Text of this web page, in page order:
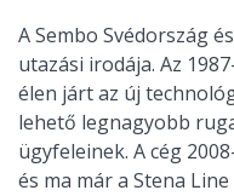
A Sembo Svédország
utazási irodája. Az
élen járt az új
lehető legnagyobb
ügyfeleinek. A cég
és ma már a Stena